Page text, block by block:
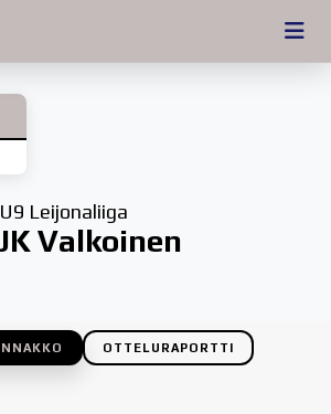
Leijonaliiga
Valkoinen
OTTELURAPORTTI